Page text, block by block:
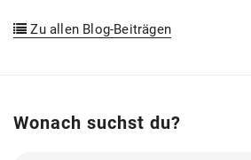
Zu allen Blog-Beiträgen
Wonach suchst du?